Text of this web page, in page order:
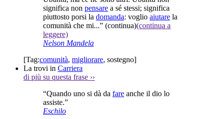
significa non pensare a sé stessi; significa
piuttosto porsi la domanda: voglio aiutare la
comunità che mi...” (continua)(continua a
leggere)
Nelson Mandela
[Tag:comunità, migliorare, sostegno]
La trovi in Carriera
di più su questa frase ››
“Quando uno si dà da fare anche il dio lo
assiste.”
Eschilo